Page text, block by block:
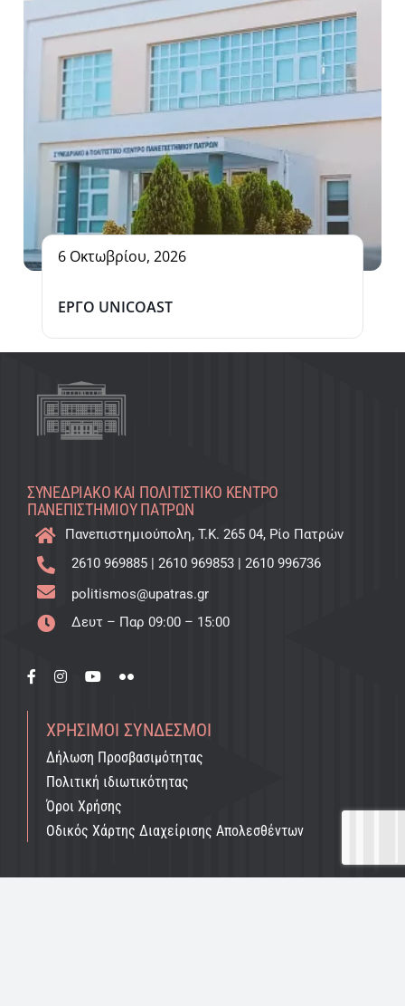
6 Οκτωβρίου, 2026
ΕΡΓΟ UNICOAST
ΣΥΝΕΔΡΙΑΚΌ ΚΑΙ ΠΟΛΙΤΙΣΤΙΚΌ KΈΝΤΡΟ
ΠΑΝΕΠΙΣΤΗΜΊΟΥ ΠΑΤΡΏΝ
Πανεπιστημιούπολη, T.K. 265 04, Ρίο Πατρών
2610 969885| 2610 969853| 2610 996736
politismos@upatras.gr
Δευτ – Παρ 09:00 – 15:00
ΧΡΉΣΙΜΟΙ ΣΎΝΔΕΣΜΟΙ
Δήλωση Προσβασιμότητας
Πολιτική ιδιωτικότητας
Όροι Χρήσης
Οδικός Χάρτης Διαχείρισης Απολεσθέντων